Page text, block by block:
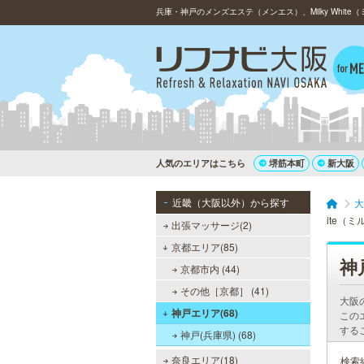
人気のエリアはこちら 堺筋本町 新大阪
近畿（大阪以外）から探す
出張マッサージ(2)
京都エリア(85)
京都市内 (44)
その他［京都］ (41)
神戸エリア(68)
神戸(兵庫県) (68)
奈良エリア(18)
ite（ミ
神
大阪
この
する
検索